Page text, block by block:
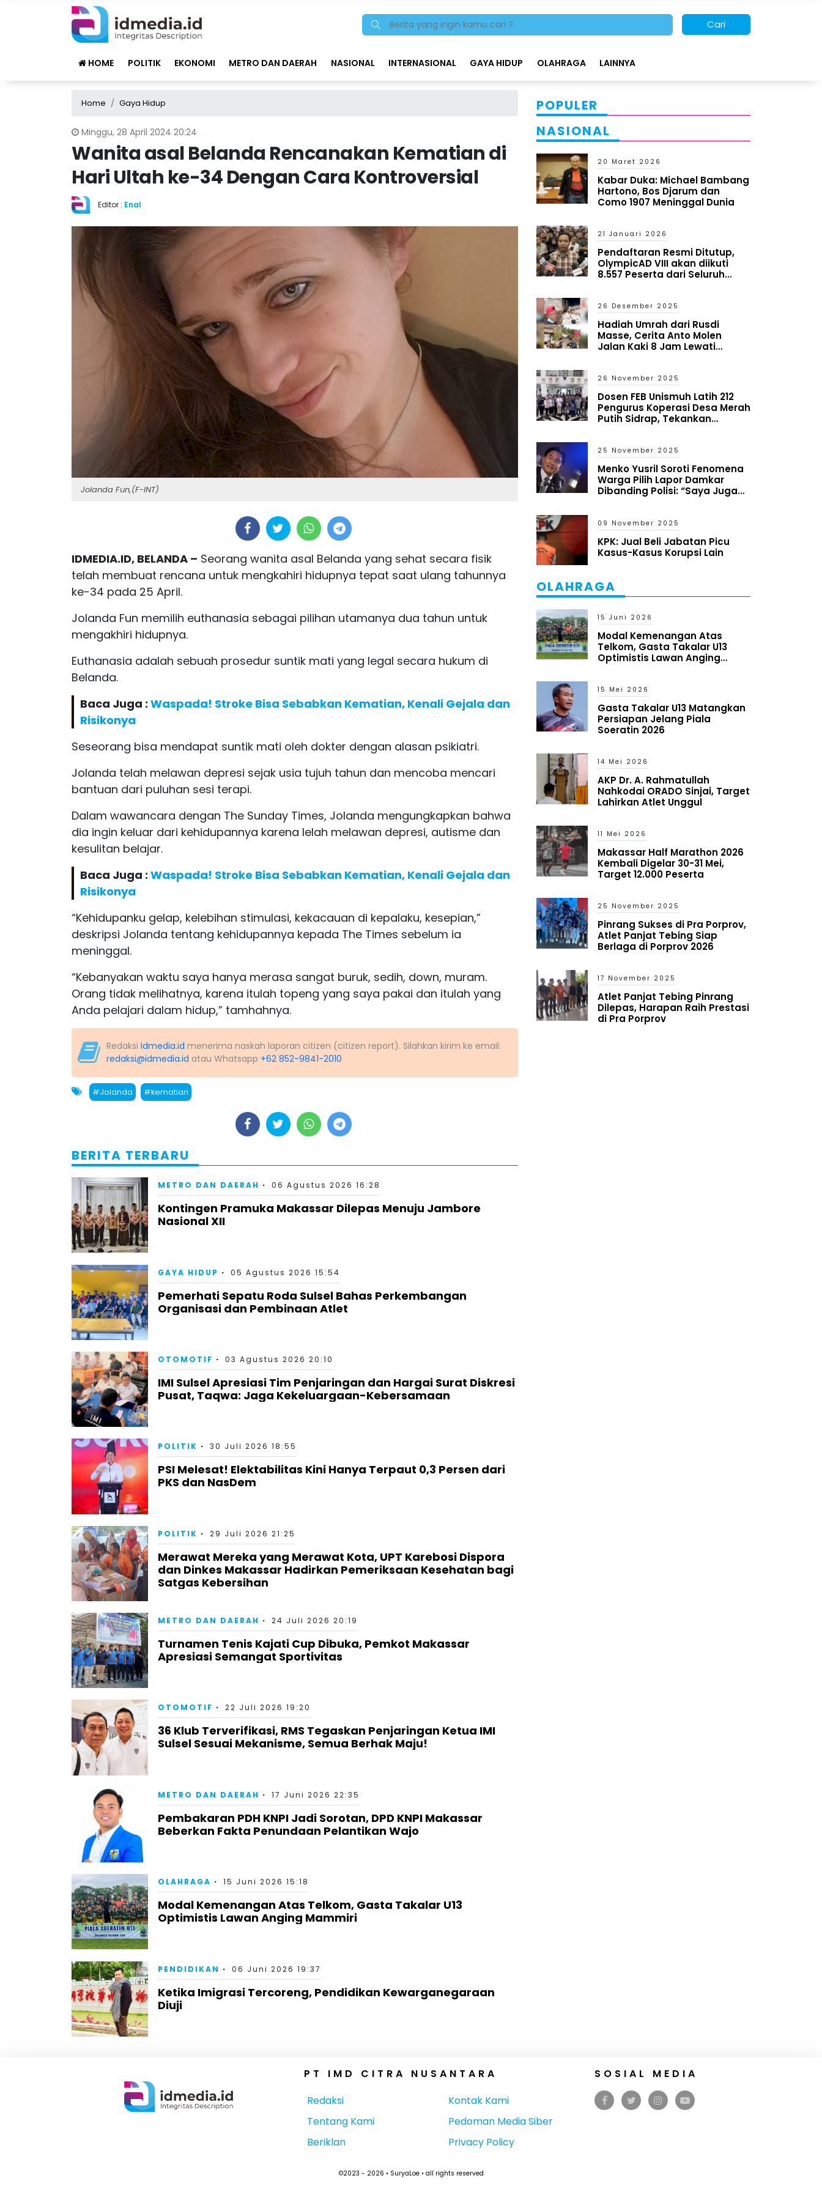
Cari
HOME POLITIK EKONOMI METRO DAN DAERAH NASIONAL INTERNASIONAL GAYA HIDUP OLAHRAGA LAINNYA
Home Gaya Hidup
Minggu, 28 April 2024 20:24
Wanita asal Belanda Rencanakan Kematian di
Hari Ultah ke-34 Dengan Cara Kontroversial
Editor : Enal
Jolanda Fun,(F-INT)
IDMEDIA.ID, BELANDA – Seorang wanita asal Belanda yang sehat secara fisik
telah membuat rencana untuk mengkahiri hidupnya tepat saat ulang tahunnya
ke-34 pada 25 April.
Jolanda Fun memilih euthanasia sebagai pilihan utamanya dua tahun untuk
mengakhiri hidupnya.
Euthanasia adalah sebuah prosedur suntik mati yang legal secara hukum di
Belanda.
Baca Juga : Waspada! Stroke Bisa Sebabkan Kematian, Kenali Gejala dan
Risikonya
Seseorang bisa mendapat suntik mati oleh dokter dengan alasan psikiatri.
Jolanda telah melawan depresi sejak usia tujuh tahun dan mencoba mencari
bantuan dari puluhan sesi terapi.
Dalam wawancara dengan The Sunday Times, Jolanda mengungkapkan bahwa
dia ingin keluar dari kehidupannya karena lelah melawan depresi, autisme dan
kesulitan belajar.
Baca Juga : Waspada! Stroke Bisa Sebabkan Kematian, Kenali Gejala dan
Risikonya
“Kehidupanku gelap, kelebihan stimulasi, kekacauan di kepalaku, kesepian,”
deskripsi Jolanda tentang kehidupannya kepada The Times sebelum ia
meninggal.
“Kebanyakan waktu saya hanya merasa sangat buruk, sedih, down, muram.
Orang tidak melihatnya, karena itulah topeng yang saya pakai dan itulah yang
Anda pelajari dalam hidup,” tamhahnya.
Redaksi Idmedia.id menerima naskah laporan citizen (citizen report). Silahkan kirim ke email:
redaksi@idmedia.id atau Whatsapp +62 852-9841-2010
#Jolanda #kematian
BERITA TERBARU
METRO DAN DAERAH 06 Agustus 2026 16:28
Kontingen Pramuka Makassar Dilepas Menuju Jambore
Nasional XII
GAYA HIDUP 05 Agustus 2026 15:54
Pemerhati Sepatu Roda Sulsel Bahas Perkembangan
Organisasi dan Pembinaan Atlet
OTOMOTIF 03 Agustus 2026 20:10
IMI Sulsel Apresiasi Tim Penjaringan dan Hargai Surat Diskresi
Pusat, Taqwa: Jaga Kekeluargaan-Kebersamaan
POLITIK 30 Juli 2026 18:55
PSI Melesat! Elektabilitas Kini Hanya Terpaut 0,3 Persen dari
PKS dan NasDem
POLITIK 29 Juli 2026 21:25
Merawat Mereka yang Merawat Kota, UPT Karebosi Dispora
dan Dinkes Makassar Hadirkan Pemeriksaan Kesehatan bagi
Satgas Kebersihan
METRO DAN DAERAH 24 Juli 2026 20:19
Turnamen Tenis Kajati Cup Dibuka, Pemkot Makassar
Apresiasi Semangat Sportivitas
OTOMOTIF 22 Juli 2026 19:20
36 Klub Terverifikasi, RMS Tegaskan Penjaringan Ketua IMI
Sulsel Sesuai Mekanisme, Semua Berhak Maju!
METRO DAN DAERAH 17 Juni 2026 22:35
Pembakaran PDH KNPI Jadi Sorotan, DPD KNPI Makassar
Beberkan Fakta Penundaan Pelantikan Wajo
OLAHRAGA 15 Juni 2026 15:18
Modal Kemenangan Atas Telkom, Gasta Takalar U13
Optimistis Lawan Anging Mammiri
PENDIDIKAN 06 Juni 2026 19:37
Ketika Imigrasi Tercoreng, Pendidikan Kewarganegaraan
Diuji
POPULER
NASIONAL
20 Maret 2026
Kabar Duka: Michael Bambang
Hartono, Bos Djarum dan
Como 1907 Meninggal Dunia
21 Januari 2026
Pendaftaran Resmi Ditutup,
OlympicAD VIII akan diikuti
8.557 Peserta dari Seluruh
26 Desember 2025
Hadiah Umrah dari Rusdi
Masse, Cerita Anto Molen
Jalan Kaki 8 Jam Lewati
26 November 2025
Dosen FEB Unismuh Latih 212
Pengurus Koperasi Desa Merah
Putih Sidrap, Tekankan
25 November 2025
Menko Yusril Soroti Fenomena
Warga Pilih Lapor Damkar
Dibanding Polisi: “Saya Juga
09 November 2025
KPK: Jual Beli Jabatan Picu
Kasus-Kasus Korupsi Lain
OLAHRAGA
15 Juni 2026
Modal Kemenangan Atas
Telkom, Gasta Takalar U13
Optimistis Lawan Anging
15 Mei 2026
Gasta Takalar U13 Matangkan
Persiapan Jelang Piala
Soeratin 2026
14 Mei 2026
AKP Dr. A. Rahmatullah
Nahkodai ORADO Sinjai, Target
Lahirkan Atlet Unggul
11 Mei 2026
Makassar Half Marathon 2026
Kembali Digelar 30-31 Mei,
Target 12.000 Peserta
25 November 2025
Pinrang Sukses di Pra Porprov,
Atlet Panjat Tebing Siap
Berlaga di Porprov 2026
17 November 2025
Atlet Panjat Tebing Pinrang
Dilepas, Harapan Raih Prestasi
di Pra Porprov
PT IMD CITRA NUSANTARA
Redaksi
Tentang Kami
Beriklan
Kontak Kami
Pedoman Media Siber
Privacy Policy
SOSIAL MEDIA
©2023 - 2026 • SuryaLoe • all rights reserved